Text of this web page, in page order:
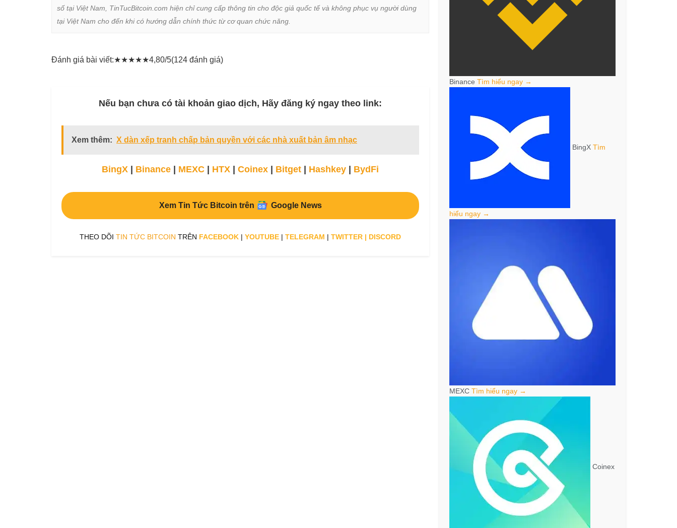
số tại Việt Nam, TinTucBitcoin.com hiện chỉ cung cấp thông tin cho độc giả quốc tế và không phục vụ người dùng
tại Việt Nam cho đến khi có hướng dẫn chính thức từ cơ quan chức năng.
Đánh giá bài viết:★★★★★4,80/5(124 đánh giá)
Nếu bạn chưa có tài khoản giao dịch, Hãy đăng ký ngay theo link:
Xem thêm: X dàn xếp tranh chấp bản quyền với các nhà xuất bản âm nhạc
BingX Binance MEXC HTX Coinex Bitget Hashkey BydFi
Xem Tin Tức Bitcoin trên Google News
THEO DÕI TIN TỨC BITCOIN TRÊN FACEBOOK | YOUTUBE | TELEGRAM | TWITTER | DISCORD
Binance Tìm hiểu ngay →
BingX Tìm
hiểu ngay →
MEXC Tìm hiểu ngay →
Coinex